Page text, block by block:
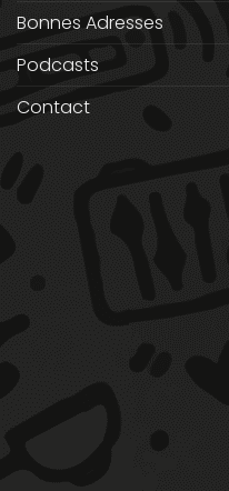
Bonnes Adresses
Podcasts
Contact